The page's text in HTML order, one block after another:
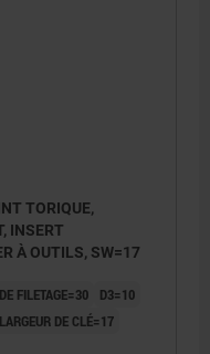
TORIQUE,
INSERT
À OUTILS, SW=17
FILETAGE=30
D3=10
LARGEUR DE CLÉ=17